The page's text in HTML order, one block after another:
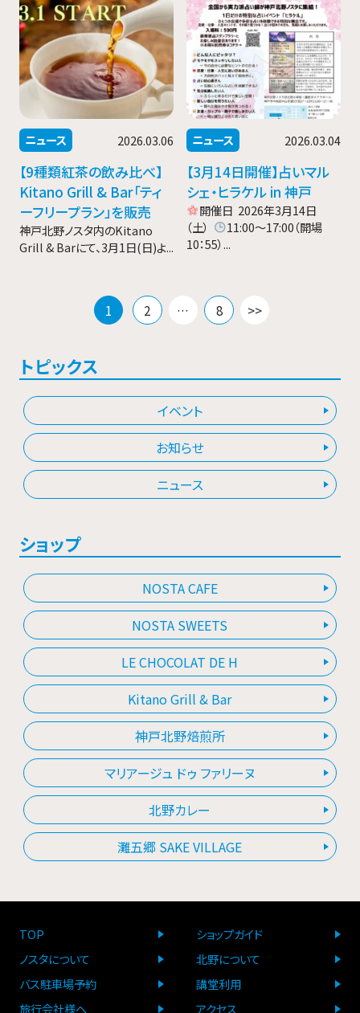
ニュース 2026.03.06
【9種類紅茶の飲み比べ】
Kitano Grill & Bar「ティ
ーフリープラン」を販売
神戸北野ノスタ内のKitano
Grill & Barにて、3月1日(日)よ...
ニュース 2026.03.04
【3月14日開催】占いマル
シェ・ヒラケル in 神戸
開催日 2026年3月14日
（土）
11:00〜17:00（開場
10：55）...
ー
ジ
送
り
1 2 … 8 >>
トピックス
イベント
お知らせ
ニュース
ショップ
NOSTA CAFE
NOSTA SWEETS
LE CHOCOLAT DE H
Kitano Grill & Bar
神戸北野焙煎所
マリアージュ ドゥ ファリーヌ
北野カレー
灘五郷 SAKE VILLAGE
TOP
ショップガイド
ノスタについて
北野について
バス駐車場予約
講堂利用
旅行会社様へ
アクセス